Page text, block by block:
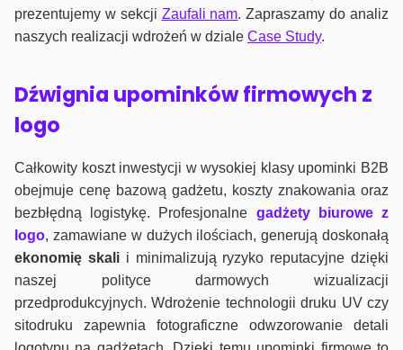
prezentujemy w sekcji Zaufali nam. Zapraszamy do analiz
naszych realizacji wdrożeń w dziale Case Study.
Dźwignia upominków firmowych z
logo
Całkowity koszt inwestycji w wysokiej klasy upominki B2B
obejmuje cenę bazową gadżetu, koszty znakowania oraz
bezbłędną logistykę. Profesjonalne gadżety biurowe z
logo, zamawiane w dużych ilościach, generują doskonałą
ekonomię skalii minimalizują ryzyko reputacyjne dzięki
naszej polityce darmowych wizualizacji
przedprodukcyjnych. Wdrożenie technologii druku UV czy
sitodruku zapewnia fotograficzne odwzorowanie detali